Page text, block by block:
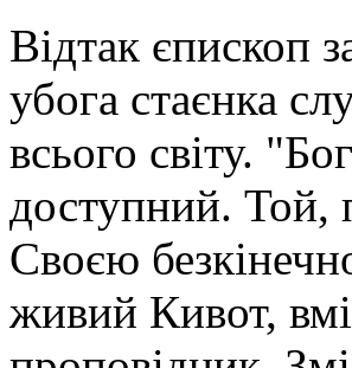
Відтак єпископ
убога стаєнка
всього світу.
доступний. Той,
Своєю
живий Кивот,